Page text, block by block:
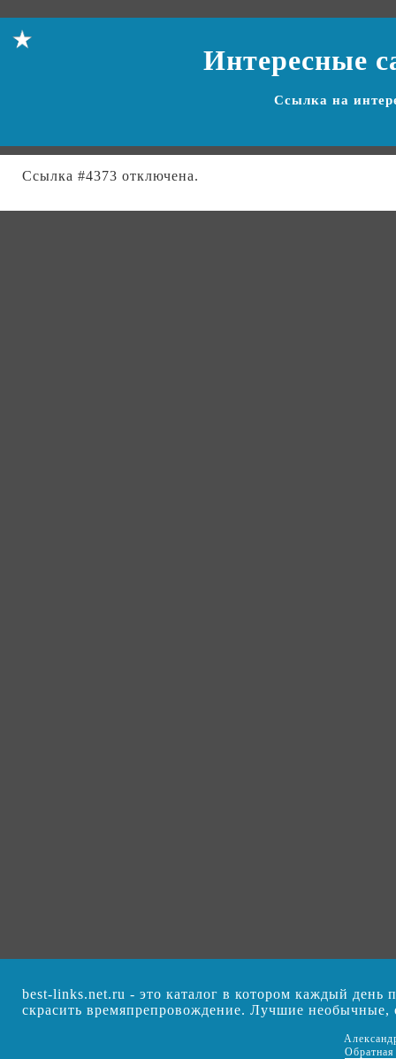
Интересные
Ссылка на
Ссылка #4373 отключена.
best-links.net.ru - это каталог в котором каждый день
скрасить времяпрепровождение. Лучшие
Обратная